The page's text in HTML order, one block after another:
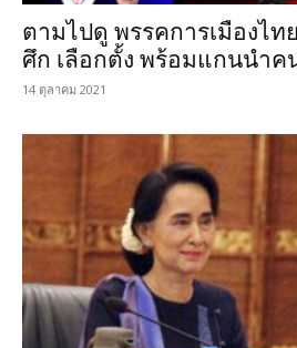
ตามไปดู พรรคการเมืองไท
ศึก เลือกตั้ง พร้อมแกนนำ
14 ตุลาคม 2021